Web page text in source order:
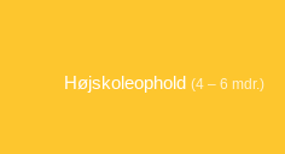
Højskoleophold (4 – 6 mdr.)